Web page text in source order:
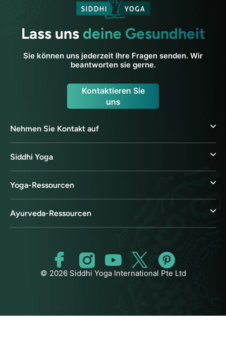
Lass uns deine Gesundheit
Sie können uns jederzeit Ihre Fragen senden. Wir
beantworten sie gerne.
Kontaktieren Sie
uns
Nehmen Sie Kontakt auf
Siddhi Yoga
Yoga-Ressourcen
Ayurveda-Ressourcen
© 2026 Siddhi Yoga International Pte Ltd